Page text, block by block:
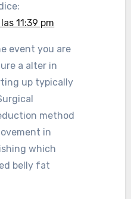
11:39 pm
event you are
a alter in
up typically
method
in
which
belly fat